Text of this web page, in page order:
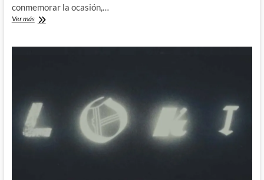
conmemorar la ocasión,…
Ver másCelebrando
del
Voices:
Pride